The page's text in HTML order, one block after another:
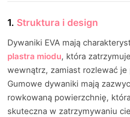
1. Struktura i design
Dywaniki EVA mają
plastra miodu, która
wewnątrz, zamiast rozlewać
Gumowe dywaniki mają
rowkowaną powierzchnię,
skuteczna w zatrzymywaniu